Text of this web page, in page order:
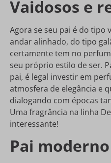
Vaidosos e
Agora se seu pai é do tipo
andar alinhado, do tipo
certamente tem no
seu próprio estilo de ser.
pai, é legal investir em
atmosfera de elegância e
dialogando com épocas
Uma fragrância na linha
interessante!
Pai